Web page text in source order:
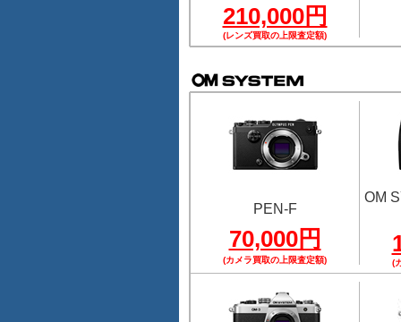
210,000円
(レンズ買取の上限査定額)
PEN-F
70,000円
(カメラ買取の上限査定額)
OM
(